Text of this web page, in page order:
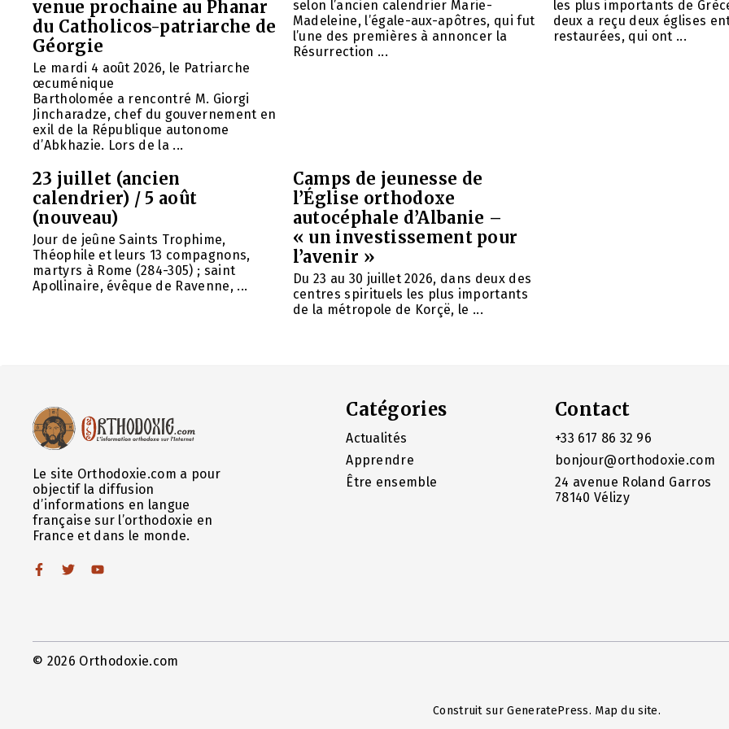
venue prochaine au Phanar
du Catholicos-patriarche de
Géorgie
Le mardi 4 août 2026, le Patriarche
œcuménique
Bartholomée a rencontré M. Giorgi
Jincharadze, chef du gouvernement en
exil de la République autonome
d’Abkhazie. Lors de la ...
selon l’ancien calendrier Marie-
Madeleine, l’égale-aux-apôtres, qui fut
l’une des premières à annoncer la
Résurrection ...
les plus importants de
deux a reçu deux églises
restaurées, qui ont ...
23 juillet (ancien
calendrier) / 5 août
(nouveau)
Jour de jeûne Saints Trophime,
Théophile et leurs 13 compagnons,
martyrs à Rome (284-305) ; saint
Apollinaire, évêque de Ravenne, ...
Camps de jeunesse de
l’Église orthodoxe
autocéphale d’Albanie –
« un investissement pour
l’avenir »
Du 23 au 30 juillet 2026, dans deux des
centres spirituels les plus importants
de la métropole de Korçë, le ...
Le site Orthodoxie.com a pour
objectif la diffusion
d’informations en langue
française sur l’orthodoxie en
France et dans le monde.
Catégories
Actualités
Apprendre
Être ensemble
Contact
+33 617 86 32 96
bonjour@orthodoxie.com
24 avenue Roland Garros
78140 Vélizy
© 2026 Orthodoxie.com
Construit surGeneratePress. Map du site.